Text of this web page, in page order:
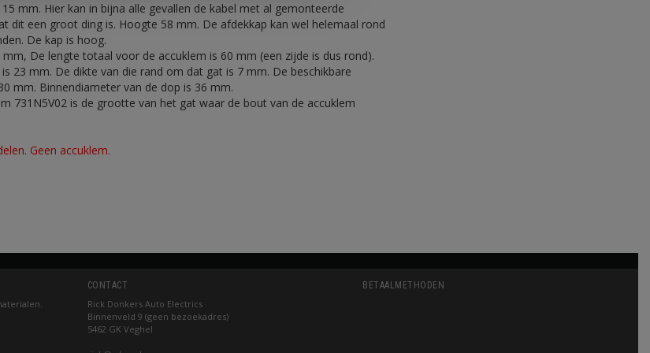
mm. Hier kan in bijna alle gevallen de kabel met al gemonteerde
dit een groot ding is. Hoogte 58 mm. De afdekkap kan wel helemaal rond
De kap is hoog.
De lengte totaal voor de accuklem is 60 mm (een zijde is dus rond).
23 mm. De dikte van die rand om dat gat is 7 mm. De beschikbare
mm. Binnendiameter van de dop is 36 mm.
731N5V02 is de grootte van het gat waar de bout van de accuklem
Geen accuklem.
CONTACT
Rick Donkers Auto Electrics
Binnenveld 9 (geen bezoekadres)
5462 GK Veghel
BETAALMETHODEN